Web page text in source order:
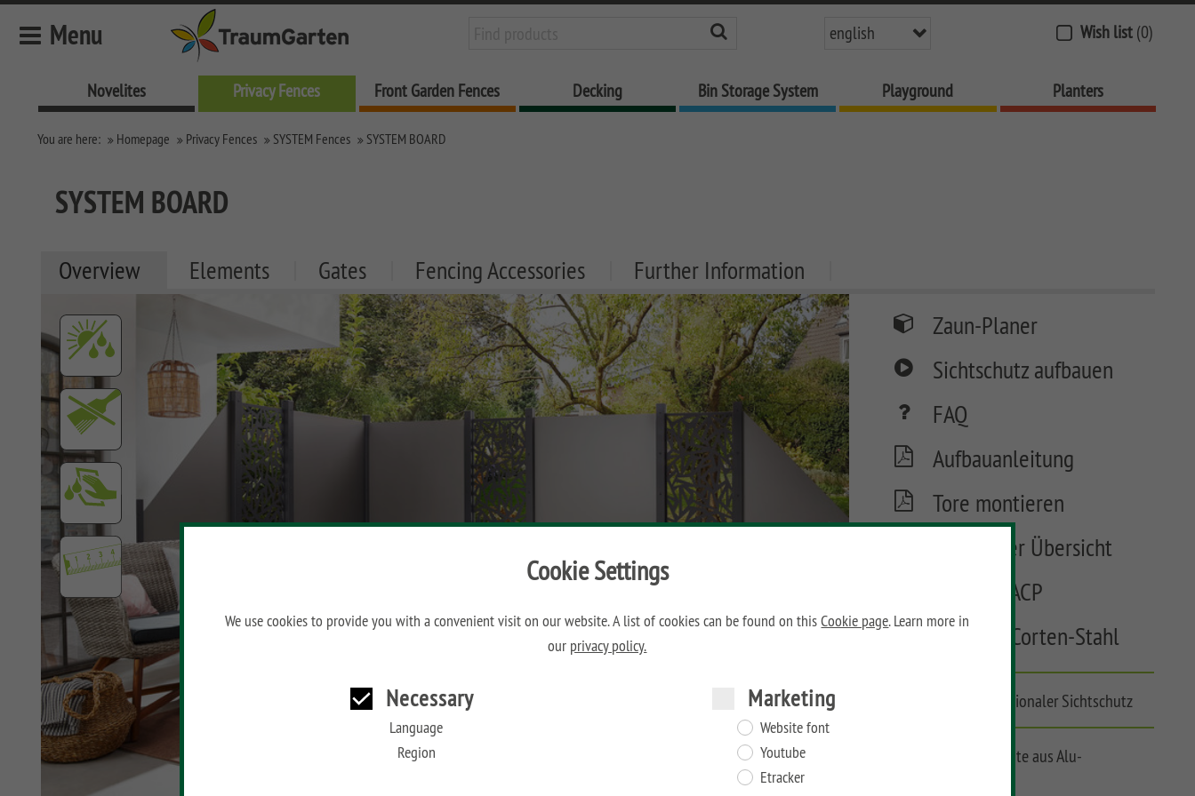
Cookie Settings
We use cookies to provide you with a convenient visit on our website. A list of cookies can be found on thisCookie page. Learn more in
our privacy policy.
Necessary
Language
Region
Marketing
Website font
Youtube
Etracker
english Wish list (0)
Novelites Privacy Fences Front Garden Fences Decking Bin Storage System Playground Planters
Menu
Novelites
SYSTEM Fences
SYSTEM KERAMIK XL
SYSTEM BOARD XL
SYSTEM BOARD
SYSTEM GLAS
SYSTEM ALU XL
SYSTEM ALU PLUS
SYSTEM RHOMBUS
SYSTEM FLOW
SYSTEM NEO WPC
PLATINUM
SYSTEM WPC
PLATINUM XL
SYSTEM WPC
PLATINUM
SYSTEM WPC XL
SYSTEM WPC CLASSIC
SYSTEM LICHT
You are here: Homepage Privacy Fences SYSTEM Fences SYSTEM BOARD
SYSTEM BOARD
Overview Elements Gates Fencing Accessories
Further Information
Zaun-Planer
Sichtschutz aufbauen
FAQ
Aufbauanleitung
Tore montieren
Tore in der Übersicht
Material ACP
Material Corten-Stahl
Minimalistisch: funktionaler Sichtschutz
Pflegeleichte Elemente aus Alu-